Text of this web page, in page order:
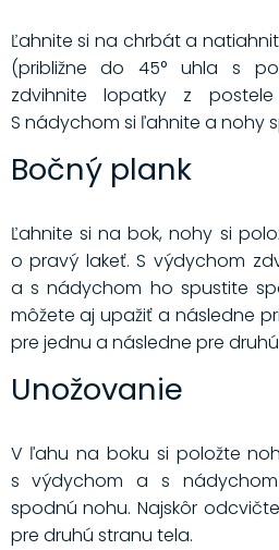
Ľahnite si na chrbát a
(približne do 45° uhla s
zdvihnite lopatky z
S nádychom si ľahnite a nohy
Bočný plank
Ľahnite si na bok, nohy si
o pravý lakeť. S výdychom
a s nádychom ho spustite
môžete aj upažiť a následne
pre jednu a následne pre
Unožovanie
V ľahu na boku si položte
s výdychom a s
spodnú nohu. Najskôr
pre druhú stranu tela.